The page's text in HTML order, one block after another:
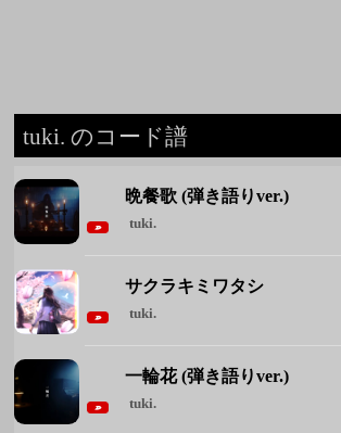
サクラキミワタシ
tuki.
一輪花 (弾き語りver.)
ひゅるりらぱっぱ
晩餐歌